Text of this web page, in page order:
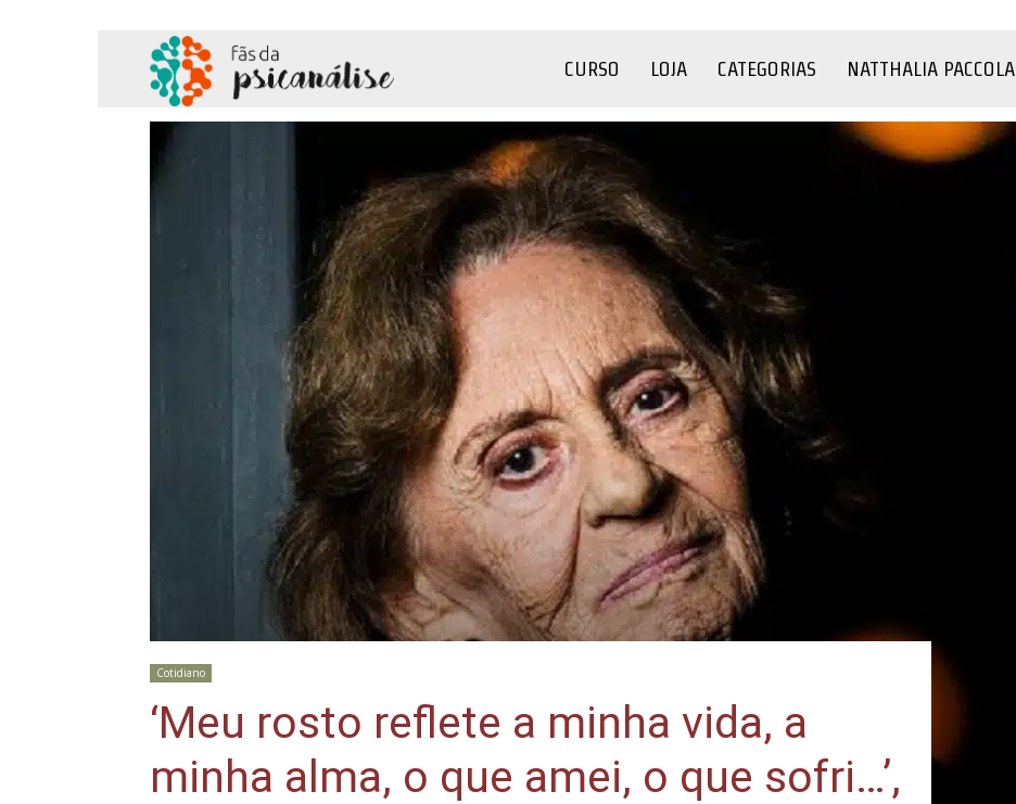
Psicanálise
CURSO LOJA CATEGORIAS NATTHALIA PACCOLA
Cotidiano
‘Meu rosto reflete a minha vida, a
minha alma, o que amei, o que sofri…’,